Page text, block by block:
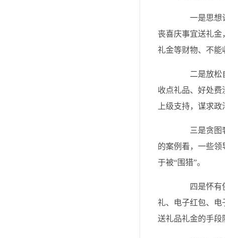
一是思想认
丧喜庆事宜送礼金
礼金等财物、不能
二是放松自
收点礼品、好处
上级支持，谋求
三是贪图奢
的案例看，一些
于被“围猎”。
四是怀有侥
礼、电子红包、电
送礼品礼金的手段